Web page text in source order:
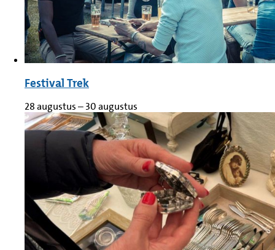
Festival Trek
28 augustus–30 augustus